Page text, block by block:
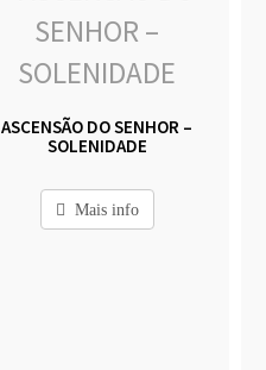
ASCENSÃO DO SENHOR –
SOLENIDADE
Mais info